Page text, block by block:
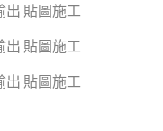
出 貼圖施工
出 貼圖施工
出 貼圖施工